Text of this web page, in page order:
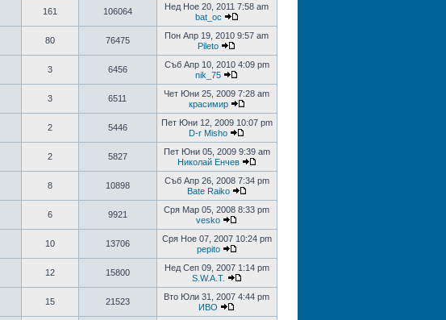
161 106064
Нед Ное 20, 2011 7:58 am
bat_oc
80 76475
Пон Апр 19, 2010 9:57 am
Pileto
3 6456
Съб Апр 10, 2010 4:09 pm
nik_75
3 6511
Чет Юни 25, 2009 7:28 am
красимир
2 5446
Пет Юни 12, 2009 10:07 pm
D-r Misho
2 5827
Пет Юни 05, 2009 9:39 am
Николай Енчев
8 10898
Съб Апр 26, 2008 7:34 pm
Bate Raiko
6 9921
Сря Мар 05, 2008 8:33 pm
vesko
10 13706
Сря Ное 07, 2007 10:24 pm
pepito
12 15800
Нед Сеп 09, 2007 1:14 pm
S.W.A.T.
15 21523
Вто Юли 31, 2007 4:44 pm
ИВО